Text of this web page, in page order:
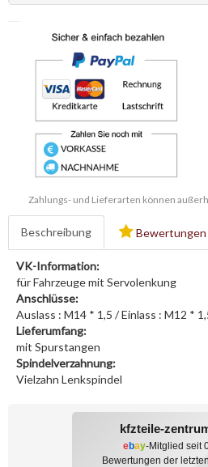
Zahlungs- und Lieferarten können
Beschreibung Bewertungen
VK-Information:
für Fahrzeuge mit Servolenkung
Anschlüsse:
Auslass : M14 * 1,5 / Einlass : M12 *
Lieferumfang:
mit Spurstangen
Spindelverzahnung:
Vielzahn Lenkspindel
kfzteile-
ebay-Mitglied seit
Bewertungen der